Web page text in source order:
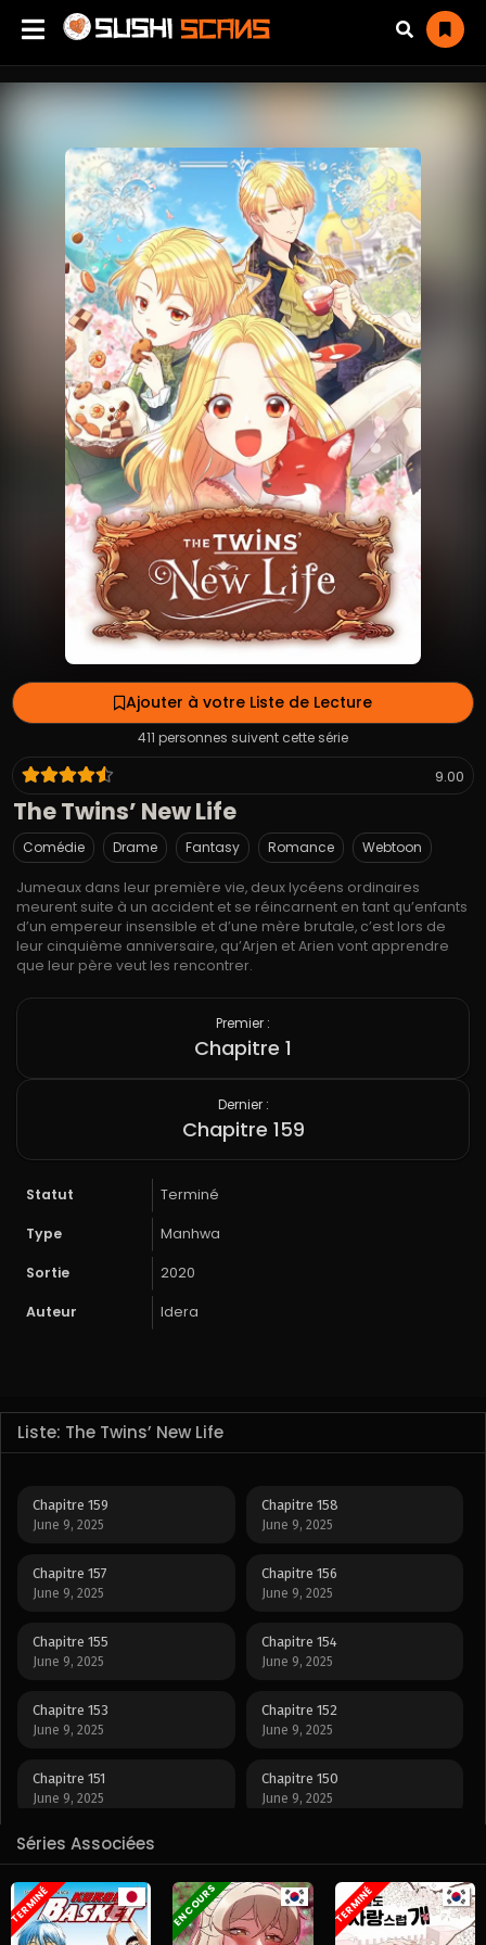
Ajouter à votre Liste de Lecture
411 personnes suivent cette série
9.00
The Twins’ New Life
Comédie Drame Fantasy Romance Webtoon
Jumeaux dans leur première vie, deux lycéens ordinaires
meurent suite à un accident et se réincarnent en tant qu’enfants
d’un empereur insensible et d’une mère brutale, c’est lors de
leur cinquième anniversaire, qu’Arjen et Arien vont apprendre
que leur père veut les rencontrer.
Premier :
Chapitre 1
Dernier :
Chapitre 159
Statut Terminé
Type Manhwa
Sortie 2020
Auteur Idera
Liste: The Twins’ New Life
Chapitre 159
June 9, 2025
Chapitre 158
June 9, 2025
Chapitre 157
June 9, 2025
Chapitre 156
June 9, 2025
Chapitre 155
June 9, 2025
Chapitre 154
June 9, 2025
Chapitre 153
June 9, 2025
Chapitre 152
June 9, 2025
Chapitre 151
June 9, 2025
Chapitre 150
June 9, 2025
Chapitre 149
June 9, 2025 June 9, 2025
Chapitre 147
June 9, 2025
Chapitre 146
June 9, 2025
Séries Associées
TERMINÉ EN COURS TERMINÉ